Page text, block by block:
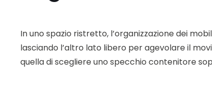
In uno spazio ristretto, l’organizzazione dei
lasciando l’altro lato libero per agevolare il
quella di scegliere uno specchio contenitore